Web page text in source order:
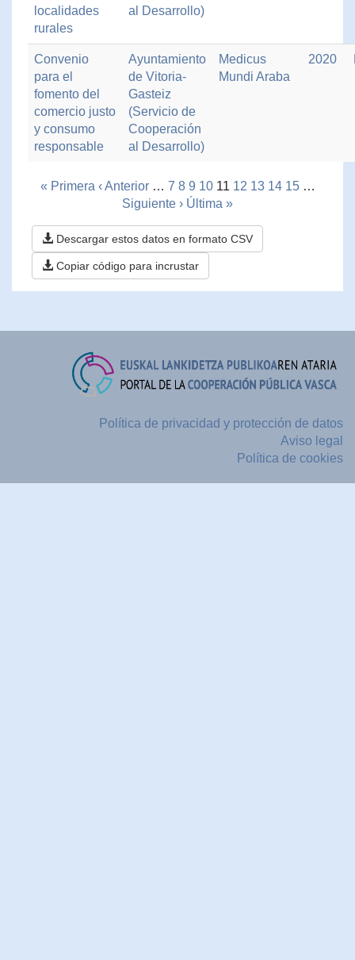
localidades
rurales
al Desarrollo)
Convenio
para el
fomento del
comercio justo
y consumo
responsable
Ayuntamiento
de Vitoria-
Gasteiz
(Servicio de
Cooperación
al Desarrollo)
Medicus
Mundi Araba
2020
« Primera ‹ Anterior … 7 8 9 10 11 12 13 14 15 …
Siguiente › Última »
Descargar estos datos en formato CSV
Copiar código para incrustar
Política de privacidad y protección de datos
Aviso legal
Política de cookies